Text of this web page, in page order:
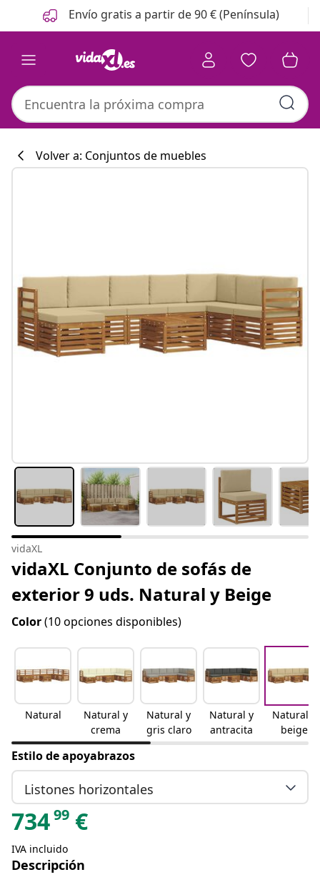
Anterior
Siguiente Envío gratis a partir de 90 € (Península)
#sharemevidaxl
Volver a: Conjuntos de muebles
vidaXL
vidaXL Conjunto de sofás de
exterior 9 uds. Natural y Beige
Color(10 opciones disponibles)
Natural
Natural y
crema
Natural y
gris claro
Natural y
antracita
Natural y
beige
Estilo de apoyabrazos
Listones horizontales
73499 €
IVA incluido
Descripción